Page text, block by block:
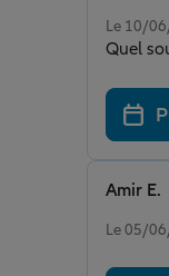
Le 10/
Quel
Le 05/
Amir E.